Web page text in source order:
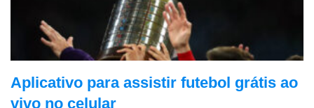
Aplicativo para assistir futebol grátis ao
vivo no celular